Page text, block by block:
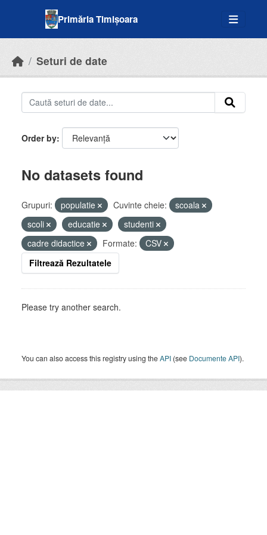
Primăria Timișoara
Seturi de date
Order by
No datasets found
Grupuri: populatie Cuvinte cheie:
scoala
scoli
educatie
studenti
cadre didactice
Formate:
CSV
Filtrează Rezultatele
Please try another search.
You can also access this registry using theAPI (see Documente API).